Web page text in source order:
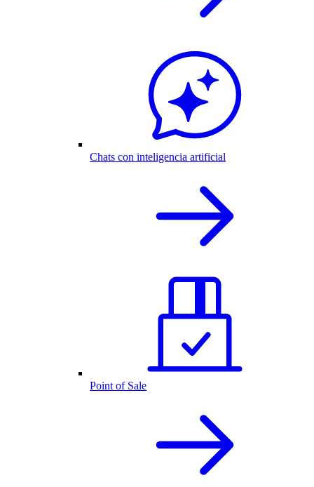
Chats con inteligencia artificial
Point of Sale